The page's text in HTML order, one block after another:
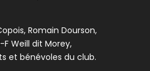
Romain Dourson,
Weill dit Morey,
et bénévoles du club.